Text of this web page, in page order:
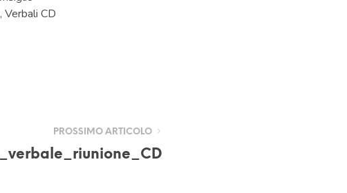
Verbali CD
PROSSIMO ARTICOLO